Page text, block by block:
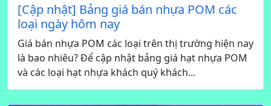
[Cập nhật] Bảng giá bán nhựa POM các
loại ngày hôm nay
Giá bán nhựa POM các loại trên thị trường hiện nay
là bao nhiêu? Để cập nhật bảng giá hạt nhựa POM
và các loại hạt nhựa khách quý khách...